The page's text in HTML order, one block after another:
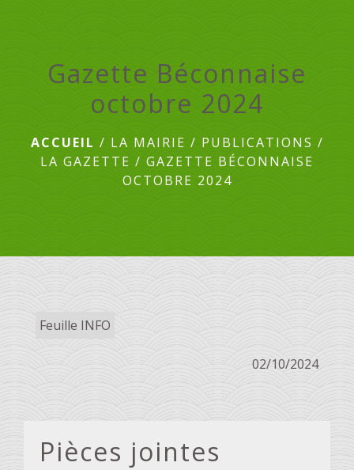
Gazette Béconnaise
octobre 2024
ACCUEIL / LA MAIRIE / PUBLICATIONS /
LA GAZETTE / GAZETTE BÉCONNAISE
OCTOBRE 2024
Feuille INFO
02/10/2024
Pièces jointes